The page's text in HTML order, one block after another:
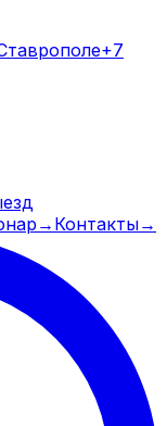
+7
→ Контакты→